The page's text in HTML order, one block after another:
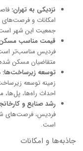
نزدیکی به تهران:
امکانات و
جمعیت این شهر
قیمت مناسب
فردیس مناسب‌تر
متقاضیان مسکن
توسعه زیرساخت‌ها:
زمینه توسعه
احداث راه‌ها،
رشد صنایع و
فردیس، فرصت‌های
است.
جاذبه‌ها و امکانات